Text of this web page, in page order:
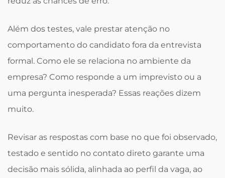
Além dos testes, vale prestar atenção no
comportamento do candidato fora da entrevista
formal. Como ele se relaciona no ambiente da
empresa? Como responde a um imprevisto ou a
uma pergunta inesperada? Essas reações dizem
muito.
Revisar as respostas com base no que foi observado,
testado e sentido no contato direto garante uma
decisão mais sólida, alinhada ao perfil da vaga, ao